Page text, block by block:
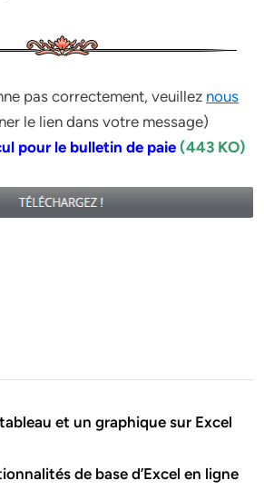
pas correctement, veuillez nous
le lien dans votre message)
pour le bulletin de paie(443 KO)
et un graphique sur Excel
de base d’Excel en ligne